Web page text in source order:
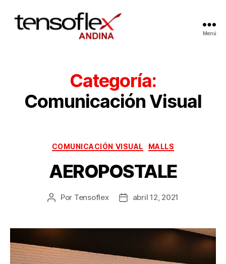
Menú
Categoría:
Comunicación Visual
COMUNICACIÓN VISUAL MALLS
AEROPOSTALE
Por Tensoflex abril 12, 2021